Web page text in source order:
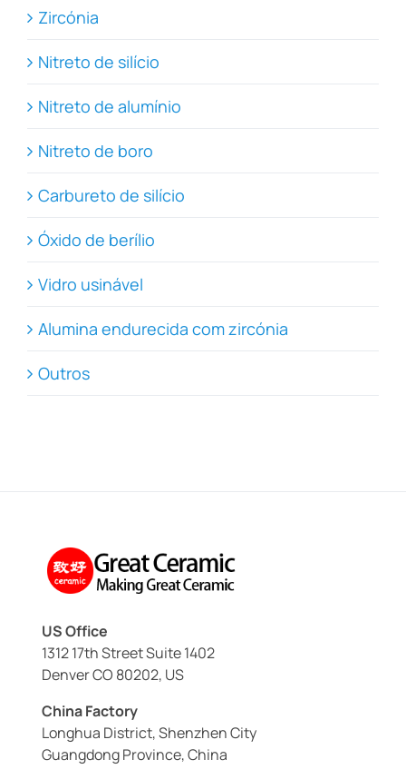
Zircónia
Nitreto de silício
Nitreto de alumínio
Nitreto de boro
Carbureto de silício
Óxido de berílio
Vidro usinável
Alumina endurecida com zircónia
Outros
US Office
1312 17th Street Suite 1402
Denver CO 80202, US
China Factory
Longhua District, Shenzhen City
Guangdong Province, China